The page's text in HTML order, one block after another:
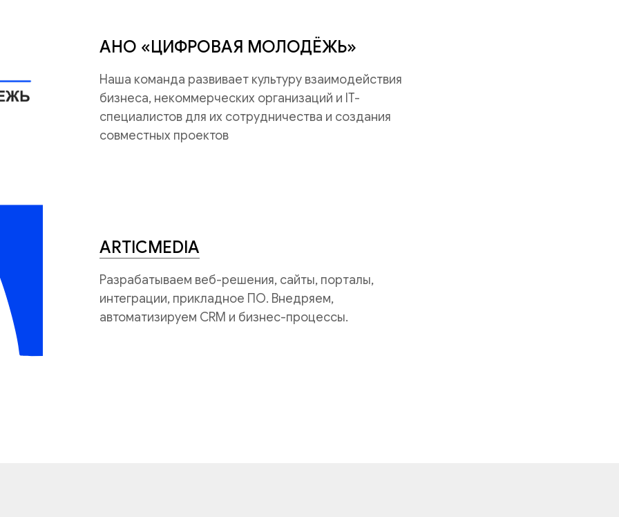
АНО «ЦИФРОВАЯ МОЛОДЁЖЬ»
Наша команда развивает культуру взаимодействия
бизнеса, некоммерческих организаций и IT-
специалистов для их сотрудничества и создания
совместных проектов
ARTICMEDIA
Разрабатываем веб-решения, сайты, порталы,
интеграции, прикладное ПО. Внедряем,
автоматизируем CRM и бизнес-процессы.